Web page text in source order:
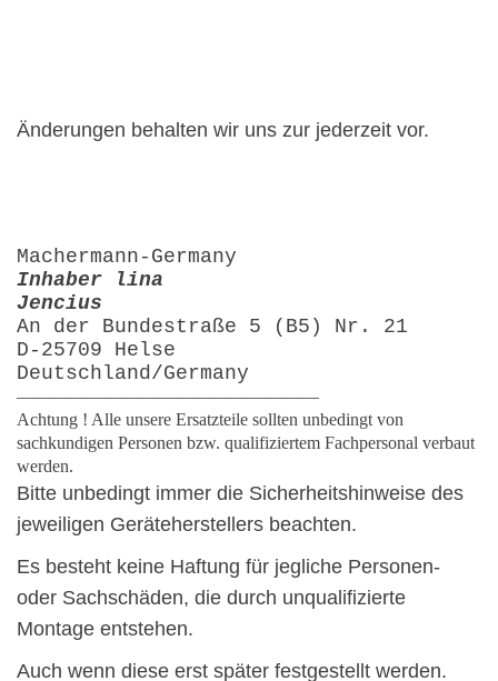
Änderungen behalten wir uns zur jederzeit vor.
Machermann-Germany
Inhaber lina
Jencius
An der Bundestraße 5 (B5) Nr. 21
D-25709 Helse
Deutschland/Germany
—————————————————
Achtung ! Alle unsere Ersatzteile sollten unbedingt von
sachkundigen Personen bzw. qualifiziertem Fachpersonal verbaut
werden.
Bitte unbedingt immer die Sicherheitshinweise des
jeweiligen Geräteherstellers beachten.
Es besteht keine Haftung für jegliche Personen-
oder Sachschäden, die durch unqualifizierte
Montage entstehen.
Auch wenn diese erst später festgestellt werden.